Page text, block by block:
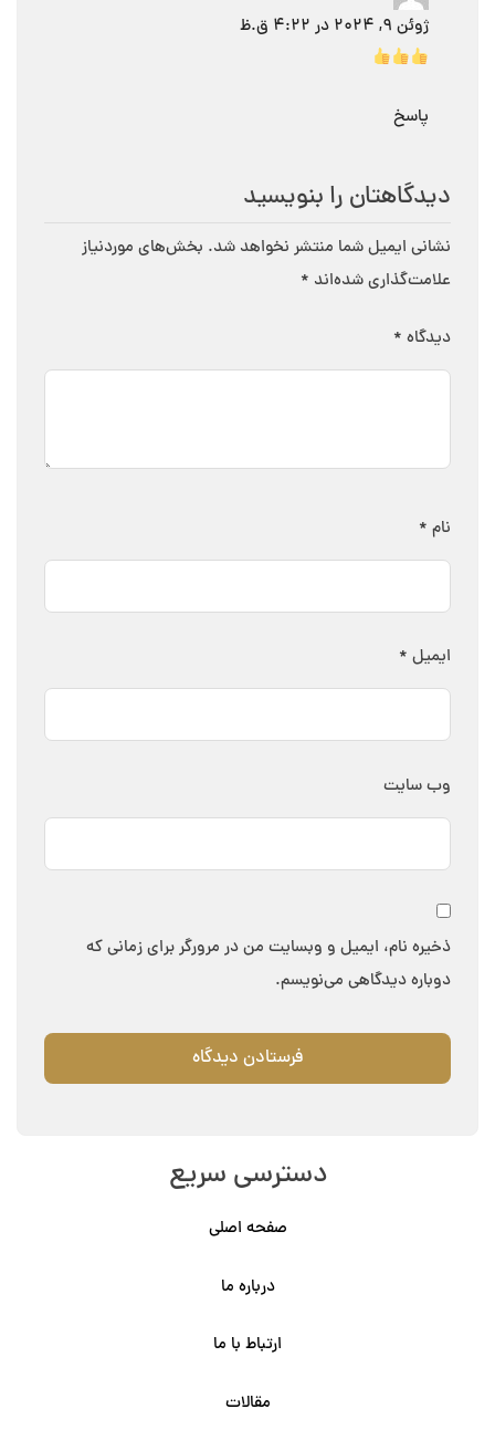
ژوئن 9, 2024 در 4:22 ق.ظ
پاسخ
دیدگاهتان را بنویسید
نشانی ایمیل شما منتشر نخواهد شد. بخش‌های موردنیاز
علامت‌گذاری شده‌اند *
دیدگاه *
نام *
ایمیل *
وب‌ سایت
ذخیره نام، ایمیل و وبسایت من در مرورگر برای زمانی که
دوباره دیدگاهی می‌نویسم.
دسترسی سریع
صفحه اصلی
درباره ما
ارتباط با ما
مقالات